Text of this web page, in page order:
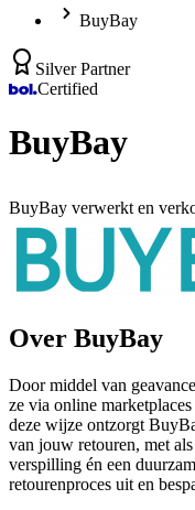
BuyBay
Silver Partner
Certified
BuyBay
BuyBay verwerkt en
Over BuyBay
Door middel van
ze via online
deze wijze ontzorgt
van jouw retouren, met
verspilling én een
retourenproces uit en